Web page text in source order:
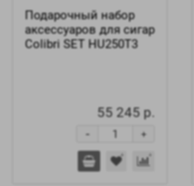
Подарочный набор
аксессуаров для сигар
Colibri SET HU250T3
55 245 р.
+
-